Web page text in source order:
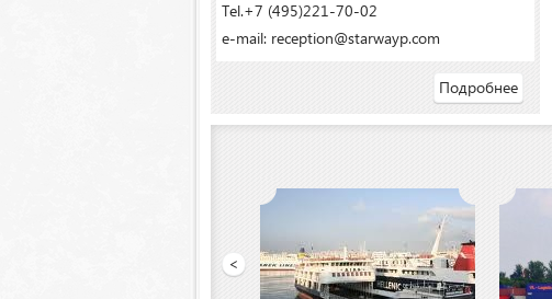
Tel.+7 (495)221-70-02
e-mail: reception@starwayp.com
Подробнее
<